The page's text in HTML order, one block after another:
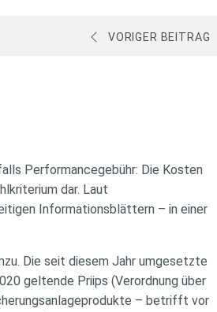
VORIGER BEITRAG
Performancegebühr: Die Kosten
dar. Laut
Informationsblättern – in einer
Die seit diesem Jahr umgesetzte
geltende Priips (Verordnung über
– betrifft vor